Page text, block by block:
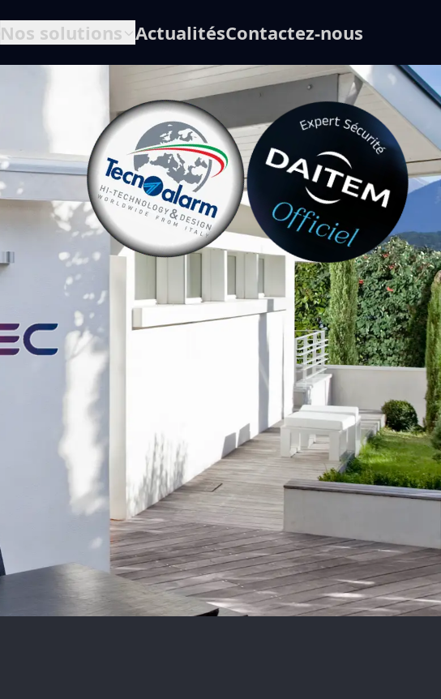
Nos solutions ActualitésContactez-nous